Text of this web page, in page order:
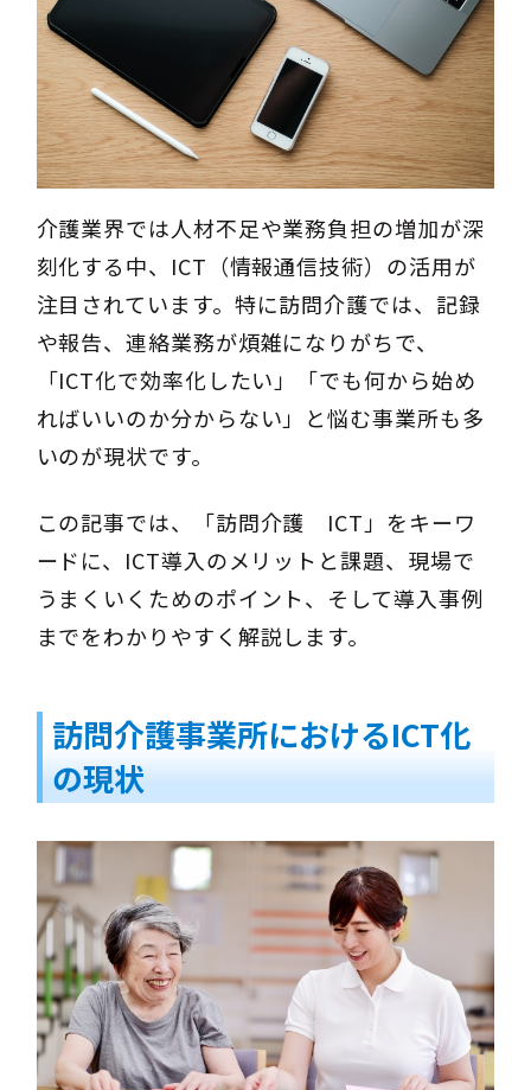
介護業界では人材不足や業務負担の増加が深
刻化する中、ICT（情報通信技術）の活用が
注目されています。特に訪問介護では、記録
や報告、連絡業務が煩雑になりがちで、
「ICT化で効率化したい」「でも何から始め
ればいいのか分からない」と悩む事業所も多
いのが現状です。
この記事では、「訪問介護 ICT」をキーワ
ードに、ICT導入のメリットと課題、現場で
うまくいくためのポイント、そして導入事例
までをわかりやすく解説します。
訪問介護事業所におけるICT化
の現状